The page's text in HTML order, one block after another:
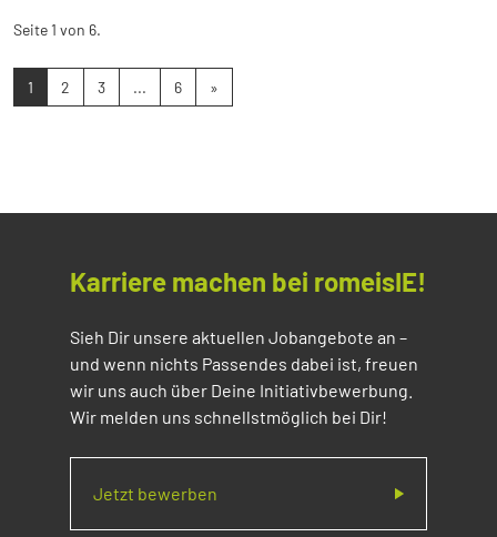
Seite 1 von 6.
1 2 3 ... 6 »
Karriere machen bei romeisIE!
Sieh Dir unsere aktuellen Jobangebote an –
und wenn nichts Passendes dabei ist, freuen
wir uns auch über Deine Initiativbewerbung.
Wir melden uns schnellstmöglich bei Dir!
Jetzt bewerben